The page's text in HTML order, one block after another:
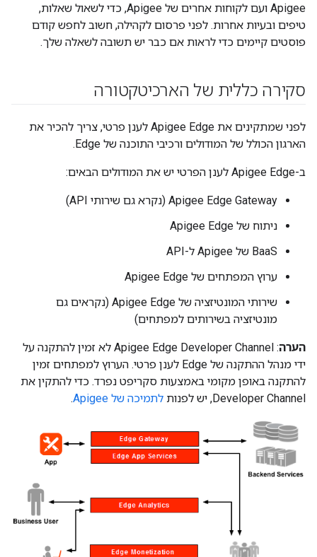
Apigee ועם לקוחות אחרים של Apigee, כדי לשאול שאלות,
טיפים ובעיות אחרות. לפני פרסום לקהילה, חשוב לחפש קודם
פוסטים קיימים כדי לראות אם כבר יש תשובה לשאלה שלך.
סקירה כללית של הארכיטקטורה
לפני שמתקינים את Apigee Edge לענן פרטי, צריך להכיר את
הארגון הכולל של המודולים ורכיבי התוכנה של Edge.
ב-Apigee Edge לענן הפרטי יש את המודולים הבאים:
Apigee Edge Gateway (נקרא גם שירותי API)
ניתוח של Apigee Edge
BaaS של Apigee ל-API
ערוץ המפתחים של Apigee Edge
שירותי המונטיזציה של Apigee Edge (נקראים גם
מונטיזציה בשירותים למפתחים)
הערה
: Apigee Edge Developer Channel לא זמין להתקנה על
ידי מנהל ההתקנה של Edge לענן פרטי. הערוץ למפתחים זמין
להתקנה באופן מקומי באמצעות סקריפט נפרד. כדי להתקין את
Developer Channel, יש לפנות
לתמיכה של Apigee .